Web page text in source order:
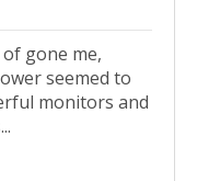
gone me,
seemed to
monitors and